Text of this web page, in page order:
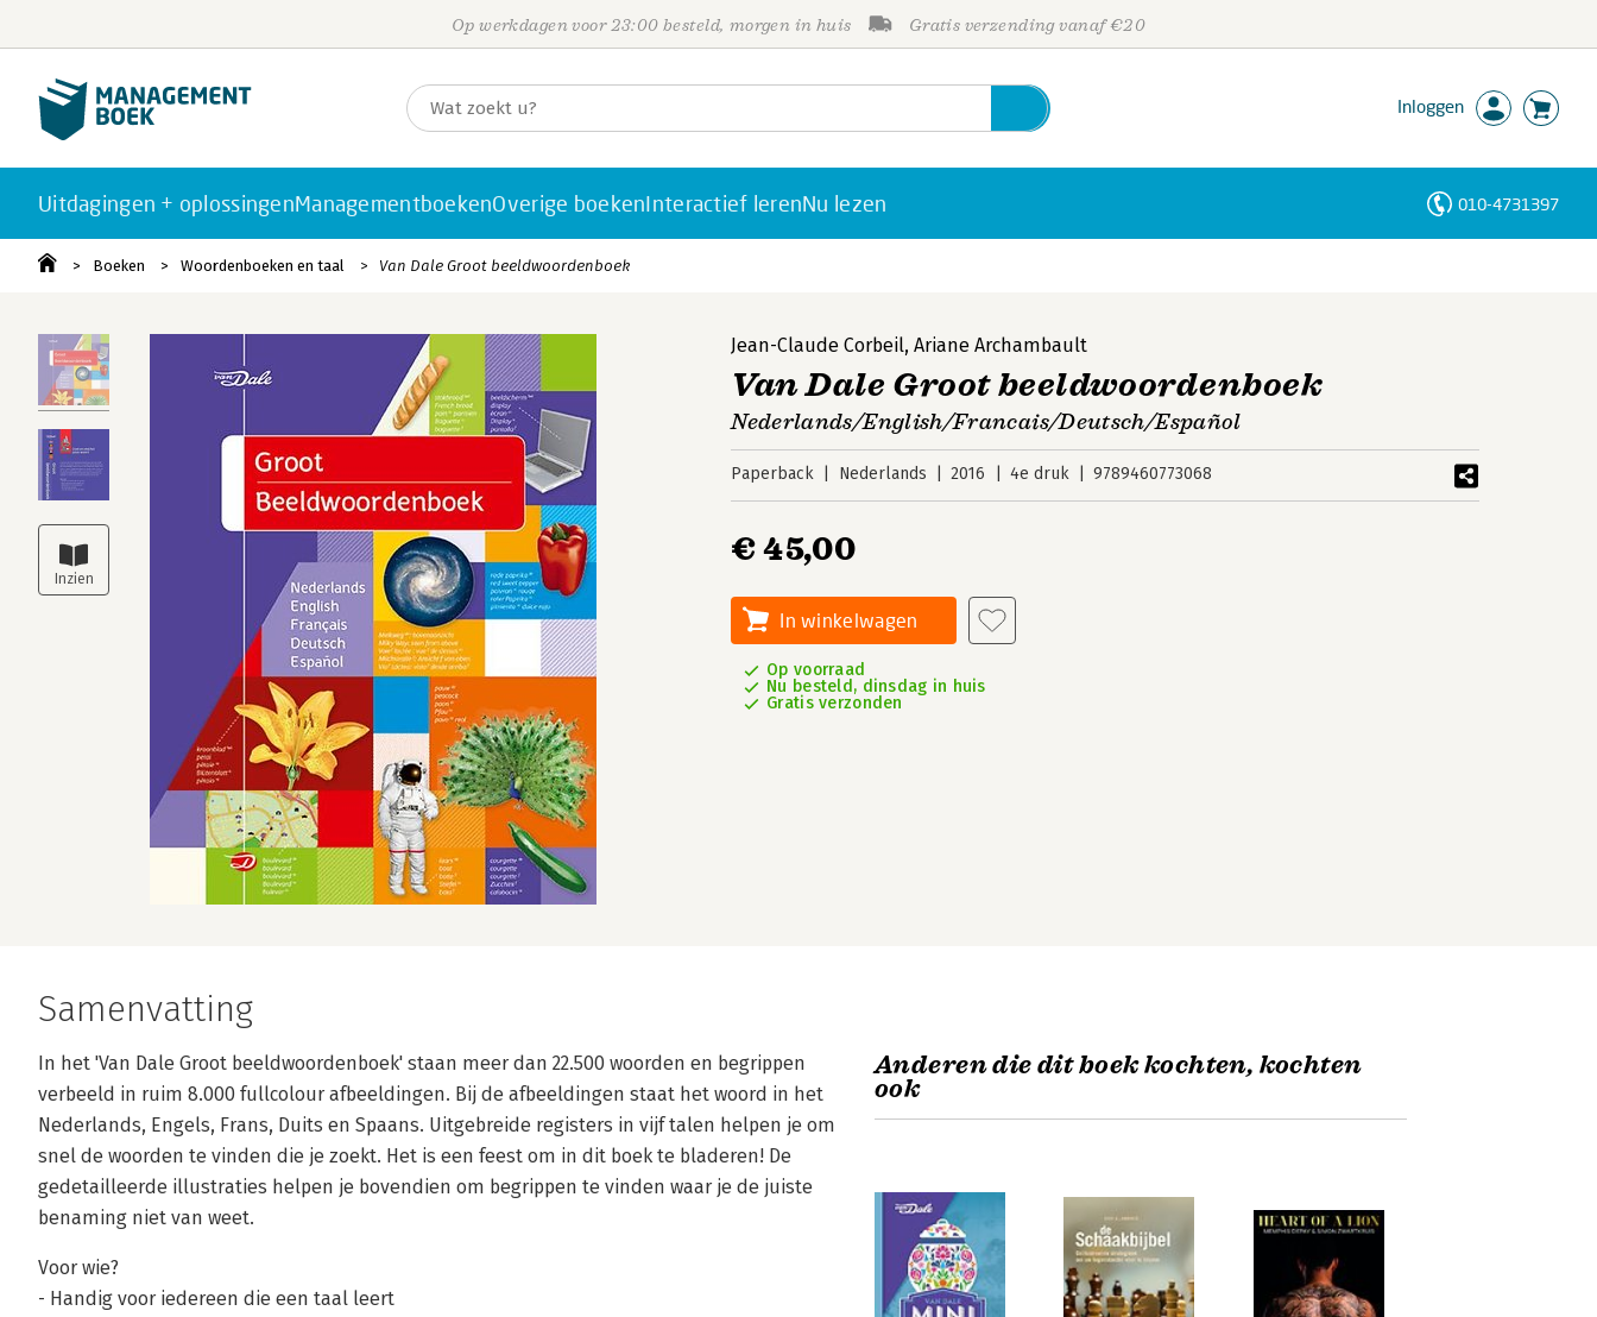
Op werkdagen voor 23:00 besteld, morgen in huis Gratis verzending vanaf €20
Inloggen
Uitdagingen + oplossingenManagementboekenOverige boekenInteractief lerenNu lezen 010-4731397
Boeken Woordenboeken en taal Van Dale Groot beeldwoordenboek
Jean-Claude Corbeil,Ariane Archambault
Van Dale Groot beeldwoordenboek
Nederlands/English/Francais/Deutsch/Español
Paperback Nederlands 2016 4e druk 9789460773068
€ 45,00
In winkelwagen
Op voorraad
Nu besteld, dinsdag in huis
Gratis verzonden
Samenvatting
In het 'Van Dale Groot beeldwoordenboek' staan meer dan 22.500 woorden en begrippen
verbeeld in ruim 8.000 fullcolour afbeeldingen. Bij de afbeeldingen staat het woord in het
Nederlands, Engels, Frans, Duits en Spaans. Uitgebreide registers in vijf talen helpen je om
snel de woorden te vinden die je zoekt. Het is een feest om in dit boek te bladeren! De
gedetailleerde illustraties helpen je bovendien om begrippen te vinden waar je de juiste
benaming niet van weet.
Voor wie?
- Handig voor iedereen die een taal leert
Anderen die dit boek kochten, kochten
ook
Personen